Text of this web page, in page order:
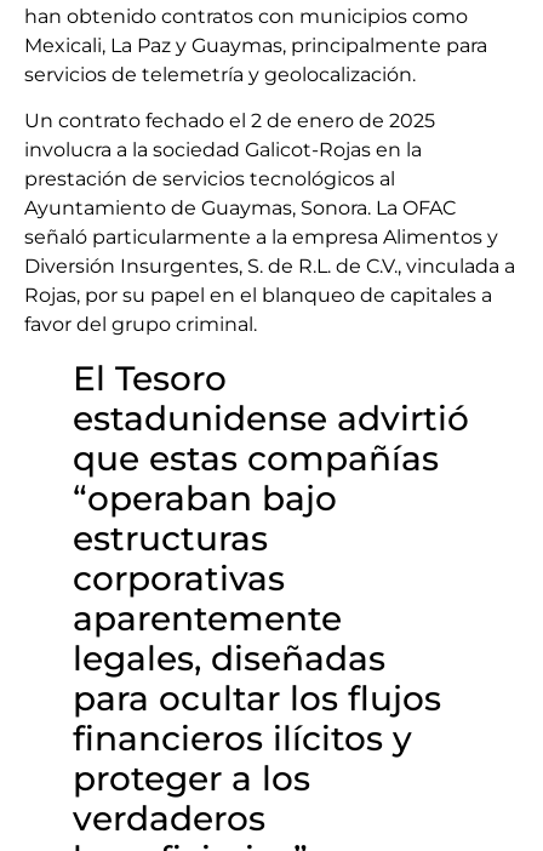
han obtenido contratos con municipios como
Mexicali, La Paz y Guaymas, principalmente para
servicios de telemetría y geolocalización.
Un contrato fechado el 2 de enero de 2025
involucra a la sociedad Galicot-Rojas en la
prestación de servicios tecnológicos al
Ayuntamiento de Guaymas, Sonora. La OFAC
señaló particularmente a la empresa Alimentos y
Diversión Insurgentes, S. de R.L. de C.V., vinculada a
Rojas, por su papel en el blanqueo de capitales a
favor del grupo criminal.
El Tesoro
estadunidense advirtió
que estas compañías
“operaban bajo
estructuras
corporativas
aparentemente
legales, diseñadas
para ocultar los flujos
financieros ilícitos y
proteger a los
verdaderos